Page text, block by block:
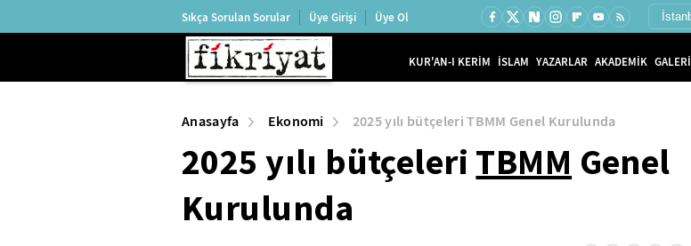
Sıkça Sorulan Sorular Üye Girişi Üye Ol
KUR'AN-I KERİM İSLAM YAZARLAR AKADEMİK GALERİ
Anasayfa Ekonomi 2025 yılı bütçeleri TBMM Genel Kurulunda
2025 yılı bütçeleri TBMM Genel
Kurulunda